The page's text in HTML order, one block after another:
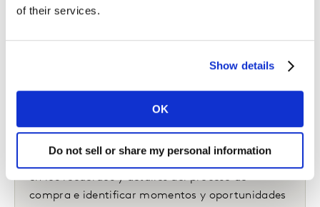
of their services.
Show details
OK
Do not sell or share my personal information
Más información
Usamos entrevistas cognitivas para profundizar
en los recuerdos y detalles del proceso de
compra e identificar momentos y oportunidades